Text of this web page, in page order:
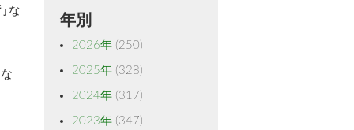
な
年別
2026年 (250)
2025年 (328)
2024年 (317)
2023年 (347)